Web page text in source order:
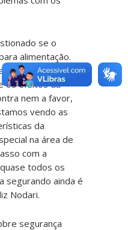
se o
alimentação.
se verifica se
os efeitos da
nem a favor,
vendo as
da
na área de
com a
todos os
segurando ainda é
Nodari.
segurança